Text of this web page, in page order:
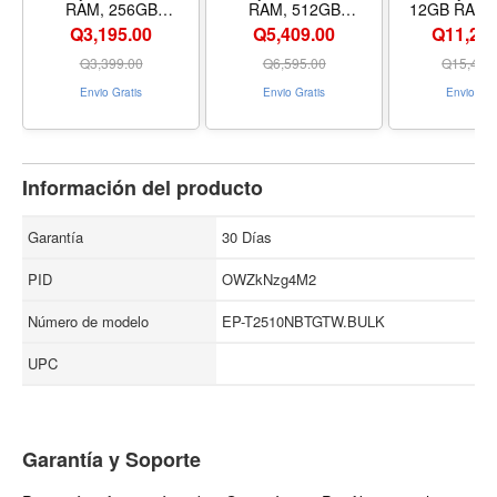
RAM, 256GB
Almacenamiento, Color
Azul, Liberado, Dual
SIM
Q3,195.00
Q3,399.00
Envio Gratis
RAM, 512GB
Almacenamiento, Color
Violeta, Dual SIM,
Liberado + 3 Meses De
Q5,409.00
Q6,595.00
Envio Gratis
12GB
Negro,
SIM
Q
Envio
Información del producto
Garantía
30 Días
PID
OWZkNzg4M2
Número de modelo
EP-T2510NBTGTW.BULK
UPC
Garantía y Soporte